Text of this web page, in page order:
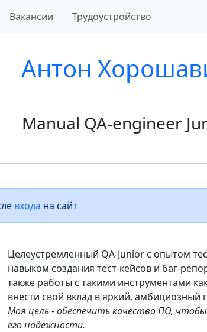
Вакансии Трудоустройство
Антон
Manual QA-engineer
входа на сайт
Целеустремленный QA-Junior с опытом
навыком создания тест-кейсов и баг-
также работы с такими инструментами
внести свой вклад в яркий,
Моя цель - обеспечить качество ПО,
его надежности.